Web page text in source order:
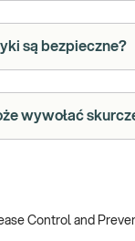
są bezpieczne?
wywołać
Control and